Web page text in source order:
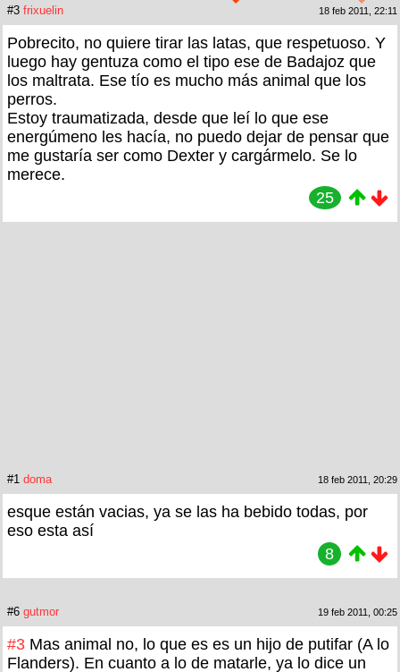
#3 frixuelin 18 feb 2011, 22:11
Pobrecito, no quiere tirar las latas, que respetuoso. Y
luego hay gentuza como el tipo ese de Badajoz que
los maltrata. Ese tío es mucho más animal que los
perros.
Estoy traumatizada, desde que leí lo que ese
energúmeno les hacía, no puedo dejar de pensar que
me gustaría ser como Dexter y cargármelo. Se lo
merece.
25
#1 doma 18 feb 2011, 20:29
esque están vacias, ya se las ha bebido todas, por
eso esta así
8
#6 gutmor 19 feb 2011, 00:25
#3 Mas animal no, lo que es es un hijo de putifar (A lo
Flanders). En cuanto a lo de matarle, ya lo dice un